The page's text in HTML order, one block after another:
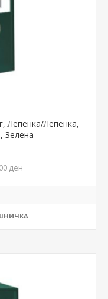
Лепенка/Лепенка,
Зелена
ден